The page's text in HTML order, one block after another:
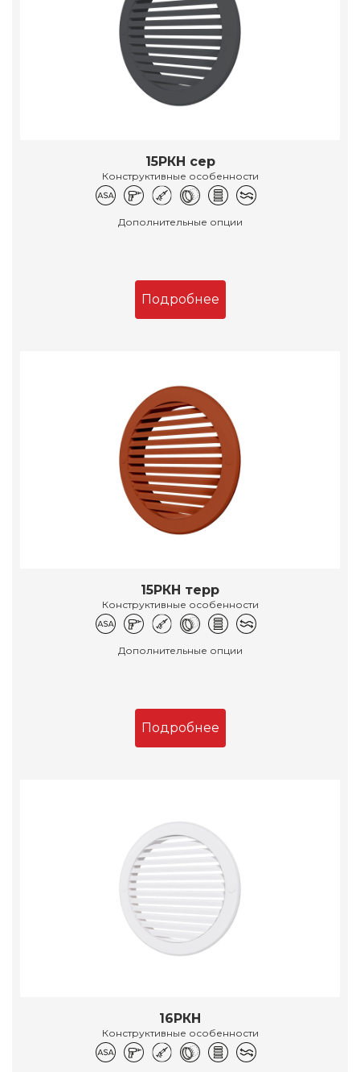
15РКН сер
Конструктивные особенности
Дополнительные опции
Подробнее
15РКН терр
Конструктивные особенности
Дополнительные опции
Подробнее
16РКН
Конструктивные особенности